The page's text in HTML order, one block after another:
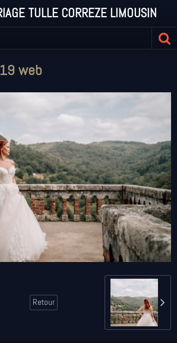
TULLE CORREZE LIMOUSIN
web
Retour